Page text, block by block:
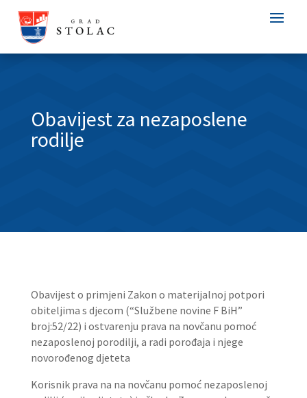
Obavijest za nezaposlene
rodilje
Obavijest o primjeni Zakon o materijalnoj potpori
obiteljima s djecom (“Službene novine F BiH”
broj:52/22) i ostvarenju prava na novčanu pomoć
nezaposlenoj porodilji, a radi porođaja i njege
novorođenog djeteta
Korisnik prava na na novčanu pomoć nezaposlenoj